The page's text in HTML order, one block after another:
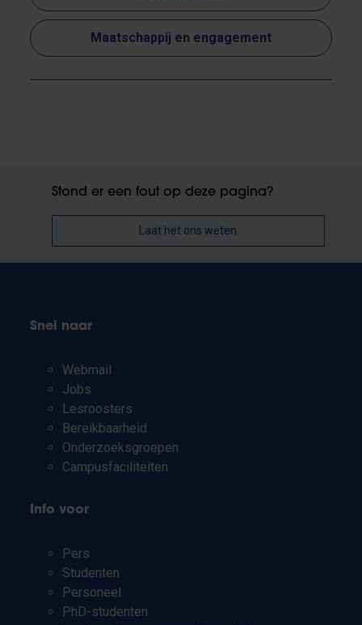
Maatschappij en engagement
Stond er een fout op deze pagina?
Laat het ons weten
Snel naar
Webmail
Jobs
Lesroosters
Bereikbaarheid
Onderzoeksgroepen
Campusfaciliteiten
Info voor
Pers
Studenten
Personeel
PhD-studenten